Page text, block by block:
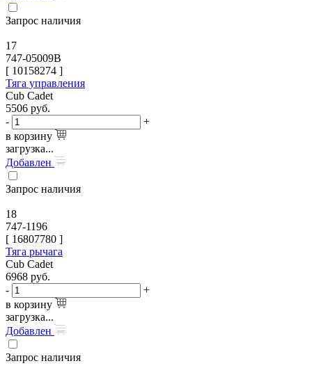
Запрос наличия
17
747-05009B
[ 10158274 ]
Тяга управления
Cub Cadet
5506 руб.
-
+
в корзину
загрузка...
Добавлен
Запрос наличия
18
747-1196
[ 16807780 ]
Тяга рычага
Cub Cadet
6968 руб.
-
+
в корзину
загрузка...
Добавлен
Запрос наличия